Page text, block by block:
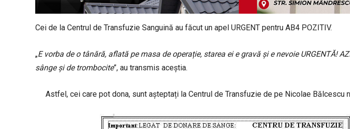
Cei de la Centrul de Transfuzie Sanguină au făcut un apel URGENT pentru AB4 POZITIV.
„E vorba de o tânără, aflată pe masa de operație, starea ei e gravă și e nevoie URGENTĂ!
sânge și de trombocite”, au transmis aceștia.
Astfel, cei care pot dona, sunt așteptați la Centrul de Transfuzie de pe Nicolae Bălcescu